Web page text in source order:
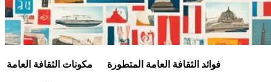
مكونات الثقافة العامة فوائد الثقافة العامة المتطورة